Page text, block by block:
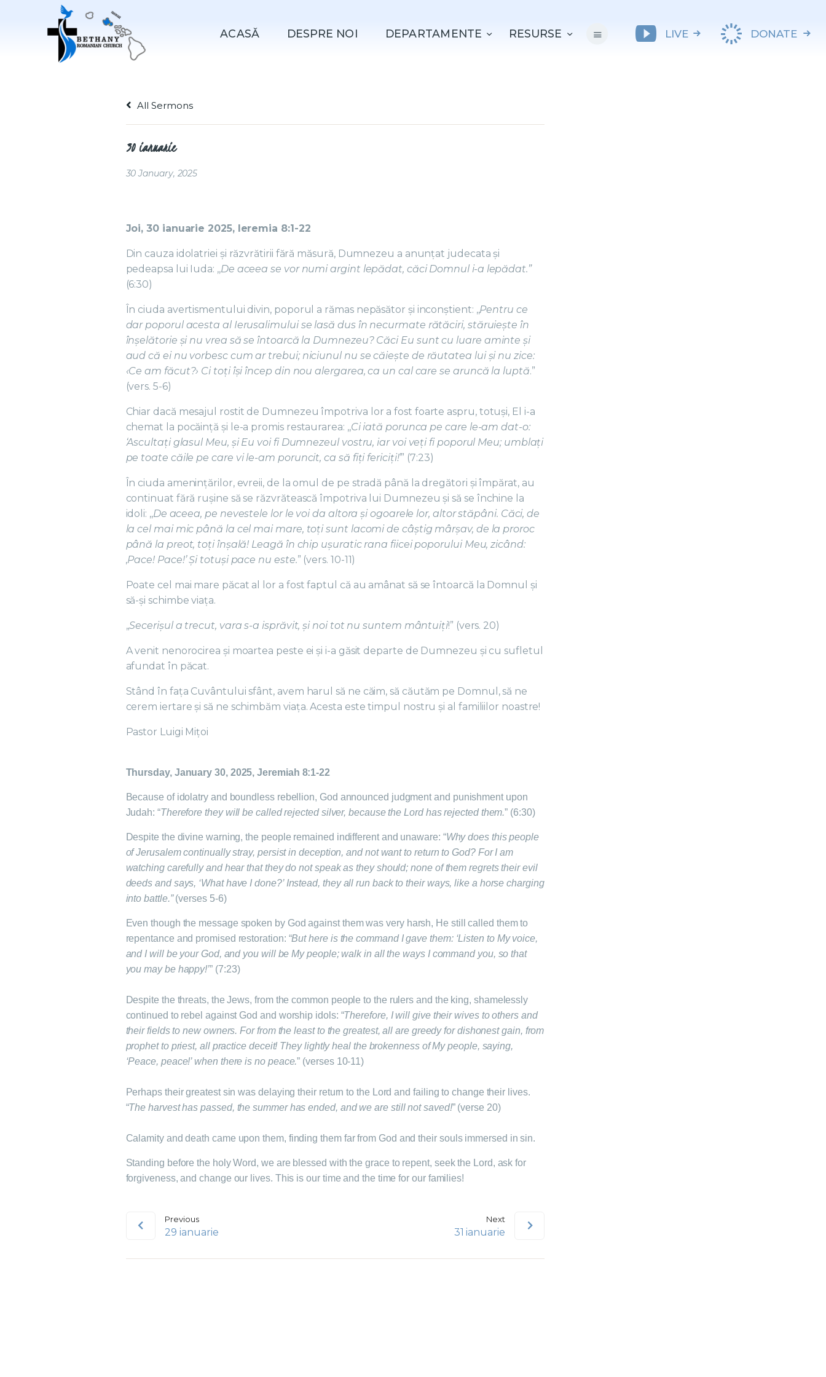
ACASǍ DESPRE NOI DEPARTAMENTE RESURSE LIVE DONATE
DESPRE NOI
EVENIMENTE
All Sermons
30 ianuarie
30 January, 2025
Joi, 30 ianuarie 2025, Ieremia 8:1-22
Din cauza idolatriei și răzvrătirii fără măsură, Dumnezeu a anunțat judecata și
pedeapsa lui Iuda: ,,De aceea se vor numi argint lepădat, căci Domnul i-a lepădat.”
(6:30)
În ciuda avertismentului divin, poporul a rămas nepăsător și inconștient: ,,Pentru ce
dar poporul acesta al Ierusalimului se lasă dus în necurmate rătăciri, stăruiește în
înșelătorie și nu vrea să se întoarcă la Dumnezeu? Căci Eu sunt cu luare aminte și
aud că ei nu vorbesc cum ar trebui; niciunul nu se căiește de răutatea lui și nu zice:
‹Ce am făcut?› Ci toți își încep din nou alergarea, ca un cal care se aruncă la luptă.”
(vers. 5-6)
Chiar dacă mesajul rostit de Dumnezeu împotriva lor a fost foarte aspru, totuși, El i-a
chemat la pocăință și le-a promis restaurarea: ,,Ci iată porunca pe care le-am dat-o:
‘Ascultaţi glasul Meu, şi Eu voi fi Dumnezeul vostru, iar voi veţi fi poporul Meu; umblaţi
pe toate căile pe care vi le-am poruncit, ca să fiţi fericiţi!’” (7:23)
În ciuda amenințărilor, evreii, de la omul de pe stradă până la dregători și împărat, au
continuat fără rușine să se răzvrătească împotriva lui Dumnezeu și să se închine la
idoli: ,,De aceea, pe nevestele lor le voi da altora și ogoarele lor, altor stăpâni. Căci, de
la cel mai mic până la cel mai mare, toți sunt lacomi de câștig mârșav, de la proroc
până la preot, toți înșală! Leagă în chip ușuratic rana fiicei poporului Meu, zicând:
‚Pace! Pace!’ Și totuși pace nu este.” (vers. 10-11)
Poate cel mai mare păcat al lor a fost faptul că au amânat să se întoarcă la Domnul și
să-și schimbe viața.
„Secerişul a trecut, vara s-a isprăvit, şi noi tot nu suntem mântuiţi!” (vers. 20)
A venit nenorocirea și moartea peste ei și i-a găsit departe de Dumnezeu și cu sufletul
afundat în păcat.
Stând în fața Cuvântului sfânt, avem harul să ne căim, să căutăm pe Domnul, să ne
cerem iertare și să ne schimbăm viața. Acesta este timpul nostru și al familiilor noastre!
Pastor Luigi Mițoi
Thursday, January 30, 2025, Jeremiah 8:1-22
Because of idolatry and boundless rebellion, God announced judgment and punishment upon
Judah: “Therefore they will be called rejected silver, because the Lord has rejected them.” (6:30)
Despite the divine warning, the people remained indifferent and unaware: “Why does this people
of Jerusalem continually stray, persist in deception, and not want to return to God? For I am
watching carefully and hear that they do not speak as they should; none of them regrets their evil
deeds and says, ‘What have I done?’ Instead, they all run back to their ways, like a horse charging
into battle.”(verses 5-6)
Even though the message spoken by God against them was very harsh, He still called them to
repentance and promised restoration: “But here is the command I gave them: ‘Listen to My voice,
and I will be your God, and you will be My people; walk in all the ways I command you, so that
you may be happy!’” (7:23)
Despite the threats, the Jews, from the common people to the rulers and the king, shamelessly
continued to rebel against God and worship idols: “Therefore, I will give their wives to others and
their fields to new owners. For from the least to the greatest, all are greedy for dishonest gain, from
prophet to priest, all practice deceit! They lightly heal the brokenness of My people, saying,
‘Peace, peace!’ when there is no peace.” (verses 10-11)
Perhaps their greatest sin was delaying their return to the Lord and failing to change their lives.
“The harvest has passed, the summer has ended, and we are still not saved!” (verse 20)
Calamity and death came upon them, finding them far from God and their souls immersed in sin.
Standing before the holy Word, we are blessed with the grace to repent, seek the Lord, ask for
forgiveness, and change our lives. This is our time and the time for our families!
Previous
29 ianuarie
Next
31 ianuarie